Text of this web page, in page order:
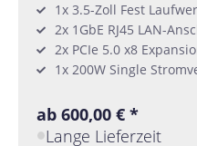
1x 3.5-Zoll Fest
2x 1GbE RJ45 LAN-
2x PCIe 5.0 x8
1x 200W Single
ab 600,00 € *
Lange Lieferzeit